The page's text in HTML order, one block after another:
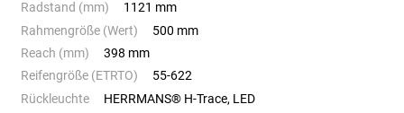
Radstand (mm)
1121 mm
Rahmengröße (Wert)
500 mm
Reach (mm)
398 mm
Reifengröße (ETRTO)
55-622
Rückleuchte
HERRMANS® H-Trace, LED